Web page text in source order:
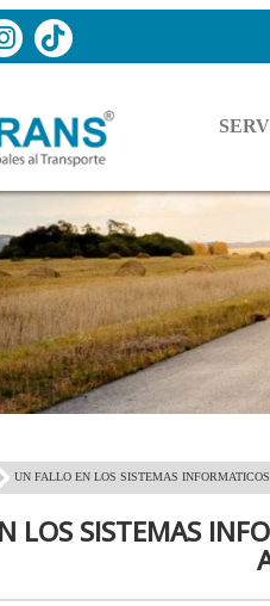
UN FALLO EN LOS SISTEMAS
LOS SISTEMAS